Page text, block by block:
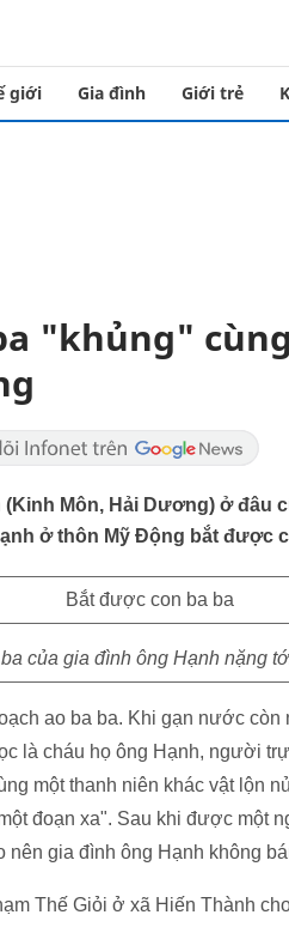
giới Gia đình Giới trẻ
"khủng"
Môn, Hải Dương) ở đâu
ở thôn Mỹ Động bắt được
của gia đình ông Hạnh nặng
ao ba ba. Khi gạn nước
là cháu họ ông Hạnh, người
một thanh niên khác vật lộn
đoạn xa". Sau khi được một
gia đình ông Hạnh không
Thế Giỏi ở xã Hiến Thành